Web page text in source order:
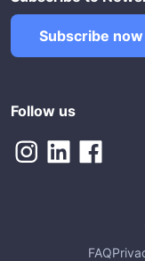
Subscribe now
Follow us
FAQ